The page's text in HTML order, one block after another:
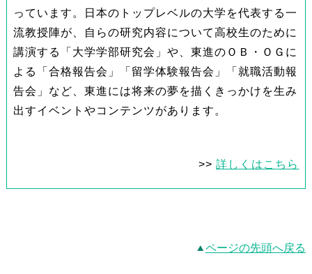
っています。日本のトップレベルの大学を代表する一
流教授陣が、自らの研究内容について高校生のために
講演する「大学学部研究会」や、東進のＯＢ・ＯＧに
よる「合格報告会」「留学体験報告会」「就職活動報
告会」など、東進には将来の夢を描くきっかけを生み
出すイベントやコンテンツがあります。
>>詳しくはこちら
ページの先頭へ戻る